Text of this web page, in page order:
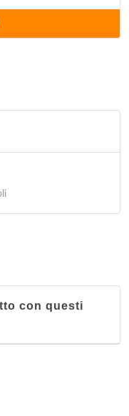
con questi